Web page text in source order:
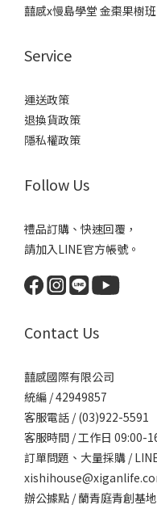
囍感x慢島學堂 金棗果樹班
Service
運送政策
退換貨政策
隱私權政策
Follow Us
禮品訂購、快速回覆，
請加入LINE官方帳號。
Contact Us
囍感國際有限公司
統編 / 42949857
客服電話 / (03)922-5591
客服時間 / 工作日 09:00-
訂單問題、大量採購 /
辦公據點 / 蘭青庭青創基地